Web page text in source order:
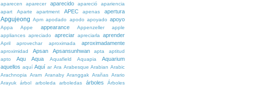
aparecen
aparecer aparecido apareció
apariencia
apart
Aparte apartment APEC apenas apertura
Apgujeong Apm apodado apodo apoyado apoyo
Appa Appe appearance Appenzeller
apple
appliances apreciado apreciar apreciarla aprender
April aprovechar aproximada aproximadamente
aproximidad Apsan Apsansunhwan apta
aptitud
apto
Aqu Aqua Aquafield Aquapia
Aquarium
aquellos aquí Aquí ar Ara Arabesque Arabian Arabic
Arachnopia
Aram Aranaby Aranggak Arañas Arario
Arayuk
árbol arboleda arboledas árboles Árboles